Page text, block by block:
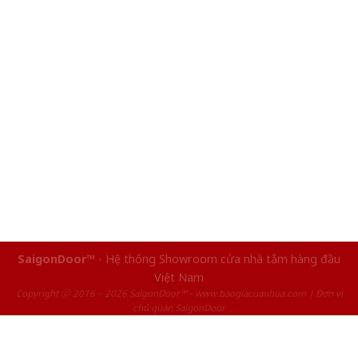
SaigonDoor™ - Hệ thống Showroom cửa nhà tắm hàng đầu
Việt Nam
Copyright ⓒ 2016 – 2026 SaigonDoor™ - www.baogiacuanhua.com | Đơn vị
chủ quản SaigonDoor